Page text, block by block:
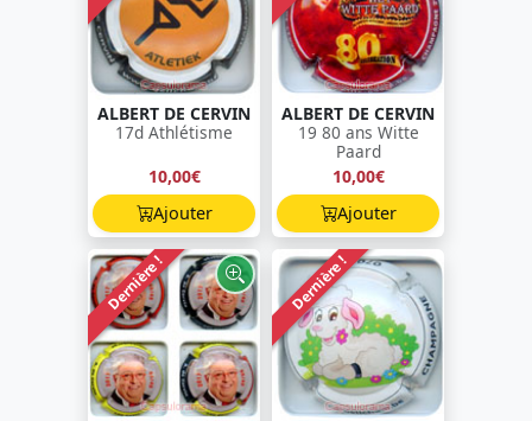
ALBERT DE CERVIN
17d Athlétisme
10,00€
Ajouter
ALBERT DE CERVIN
19 80 ans Witte
Paard
10,00€
Ajouter
Dernière ! Dernière !